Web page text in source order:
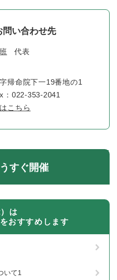
問い合わせ先
代表
帰命院下一19番地の1
：022-353-2041
こちら
すぐ開催
は
おすすめします
いて1